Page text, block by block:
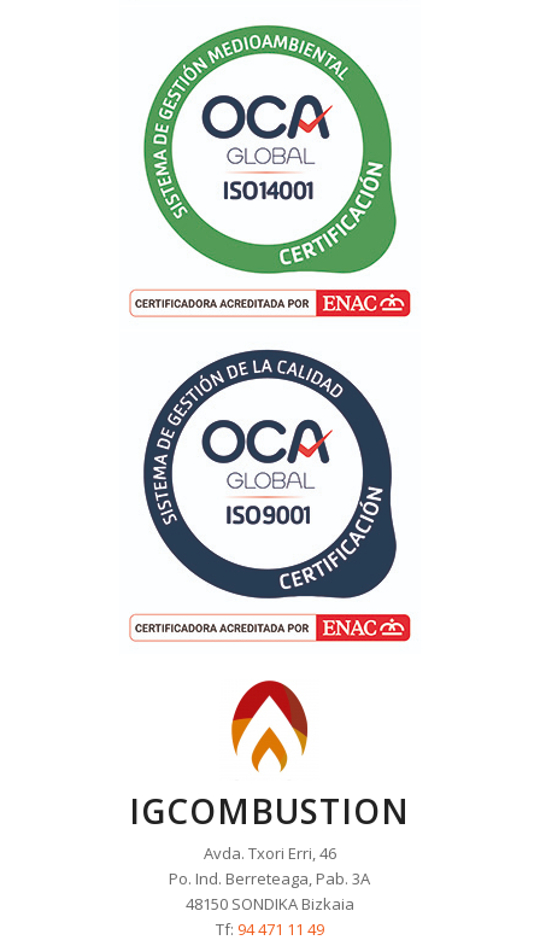
IGCOMBUSTION
Avda. Txori Erri, 46
Po. Ind. Berreteaga, Pab. 3A
48150 SONDIKA Bizkaia
Tf: 94 471 11 49